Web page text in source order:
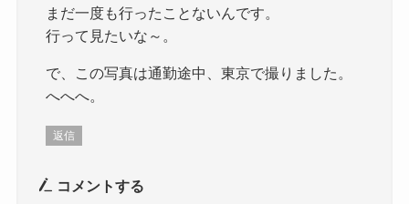
まだ一度も行ったことないんです。
行って見たいな～。
で、この写真は通勤途中、東京で撮りました。
へへへ。
返信
コメントする